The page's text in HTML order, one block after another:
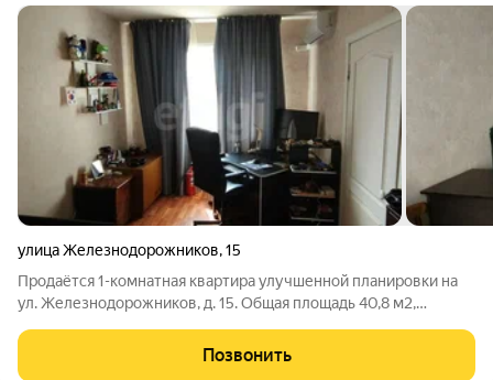
улица Железнодорожников,15
Продаётся 1-комнатная квартира улучшенной планировки на
ул. Железнодорожников, д. 15. Общая площадь 40,8 м2,
выполнен косметический ремонт. В санузле, коридоре и на
кухне натяжные потолки.
Позвонить